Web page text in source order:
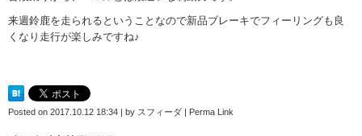
来週鈴鹿を走られるということなので新品ブレーキでフィーリングも良
くなり走行が楽しみですね♪
Posted on 2017.10.12 18:34 by スフィーダ Perma Link